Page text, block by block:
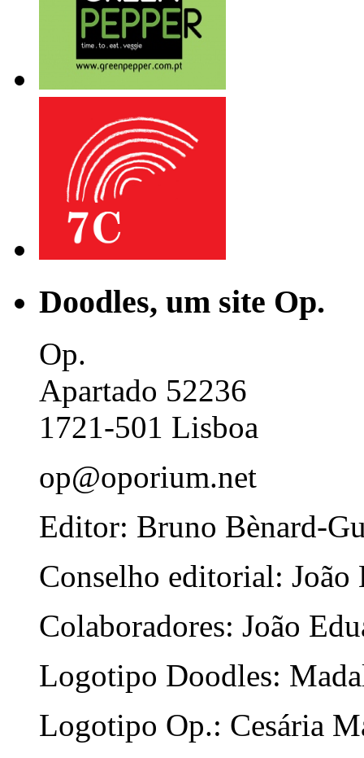
Doodles, um site Op.
Op.
Apartado 52236
1721-501 Lisboa
op@oporium.net
Editor: Bruno Bènard-
Conselho editorial: João
Colaboradores: João
Logotipo Doodles:
Logotipo Op.: Cesária